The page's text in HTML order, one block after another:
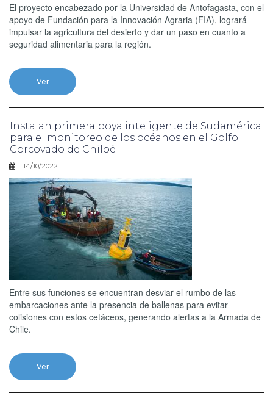
El proyecto encabezado por la Universidad de Antofagasta, con el
apoyo de Fundación para la Innovación Agraria (FIA), logrará
impulsar la agricultura del desierto y dar un paso en cuanto a
seguridad alimentaria para la región.
Ver
Instalan primera boya inteligente de Sudamérica
para el monitoreo de los océanos en el Golfo
Corcovado de Chiloé
14/10/2022
Entre sus funciones se encuentran desviar el rumbo de las
embarcaciones ante la presencia de ballenas para evitar
colisiones con estos cetáceos, generando alertas a la Armada de
Chile.
Ver